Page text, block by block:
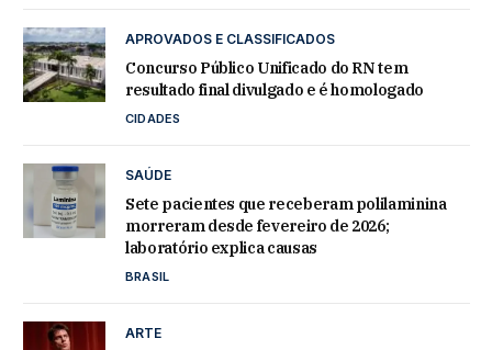
APROVADOS E CLASSIFICADOS
Concurso Público Unificado do RN tem
resultado final divulgado e é homologado
CIDADES
SAÚDE
Sete pacientes que receberam polilaminina
morreram desde fevereiro de 2026;
laboratório explica causas
BRASIL
ARTE